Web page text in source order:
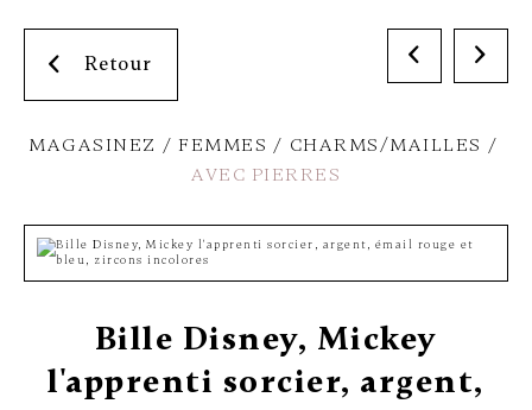
Retour
MAGASINEZ FEMMES
CHARMS/MAILLES
AVEC PIERRES
Bille Disney, Mickey
l'apprenti sorcier, argent,